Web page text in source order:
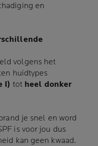
en
volgens het
huidtypes
I) tot heel donker
je snel en word
is voor jou dus
kan geen kwaad.